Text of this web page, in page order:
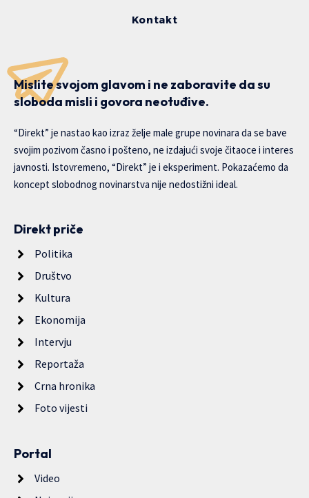
Kontakt
Mislite svojom glavom i ne zaboravite da su
sloboda misli i govora neotuđive.
“Direkt” je nastao kao izraz želje male grupe novinara da se bave
svojim pozivom časno i pošteno, ne izdajući svoje čitaoce i interes
javnosti. Istovremeno, “Direkt” je i eksperiment. Pokazaćemo da
koncept slobodnog novinarstva nije nedostižni ideal.
Direkt priče
Politika
Društvo
Kultura
Ekonomija
Intervju
Reportaža
Crna hronika
Foto vijesti
Portal
Video